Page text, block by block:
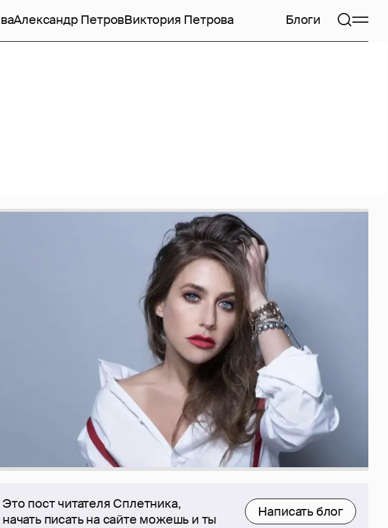
Александр ПетровВиктория Петрова Блоги
Это пост читателя Сплетника,
начать писать на сайте можешь и ты
Написать блог